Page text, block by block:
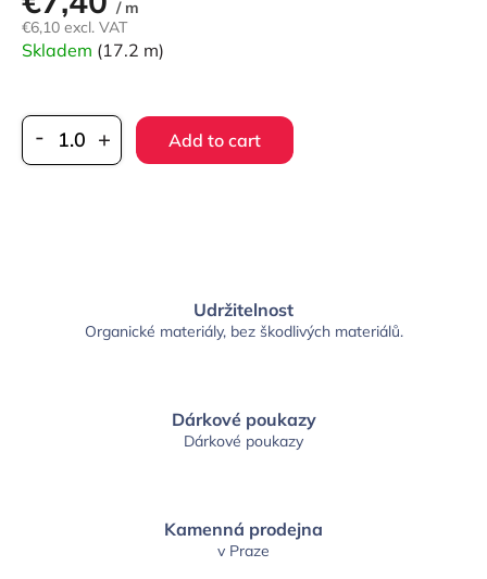
/ m
€6,10 excl. VAT
Skladem (17.2 m)
Add to cart
Udržitelnost
Organické materiály, bez škodlivých materiálů.
Dárkové poukazy
Dárkové poukazy
Kamenná prodejna
v Praze